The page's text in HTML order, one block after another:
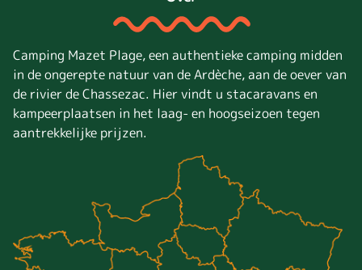
Camping Mazet Plage, een authentieke camping midden
in de ongerepte natuur van de Ardèche, aan de oever van
de rivier de Chassezac. Hier vindt u stacaravans en
kampeerplaatsen in het laag- en hoogseizoen tegen
aantrekkelijke prijzen.